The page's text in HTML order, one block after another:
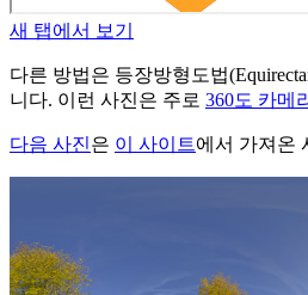
새 탭에서 보기
다른 방법은 등장방형도법
니다. 이런 사진은 주로 360도 카메
다음 사진은 이 사이트에서 가져온